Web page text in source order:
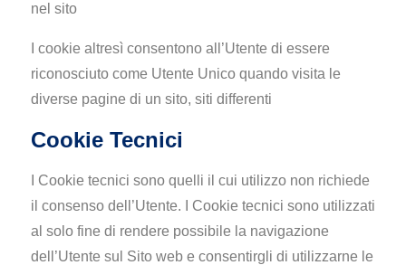
nel sito
I cookie altresì consentono all’Utente di essere
riconosciuto come Utente Unico quando visita le
diverse pagine di un sito, siti differenti
Cookie Tecnici
I Cookie tecnici sono quelli il cui utilizzo non richiede
il consenso dell’Utente. I Cookie tecnici sono utilizzati
al solo fine di rendere possibile la navigazione
dell’Utente sul Sito web e consentirgli di utilizzarne le